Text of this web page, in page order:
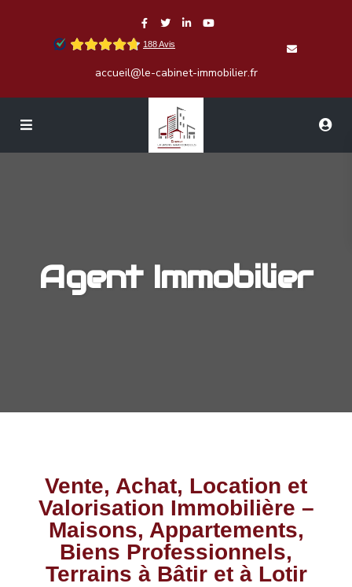
accueil@le-cabinet-immobilier.fr
Agent Immobilier
Vente, Achat, Location et
Valorisation Immobilière –
Maisons, Appartements,
Biens Professionnels,
Terrains à Bâtir et à Lotir